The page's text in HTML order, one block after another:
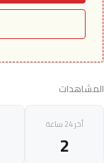
المشاهدات
أخر 24 ساعة
2